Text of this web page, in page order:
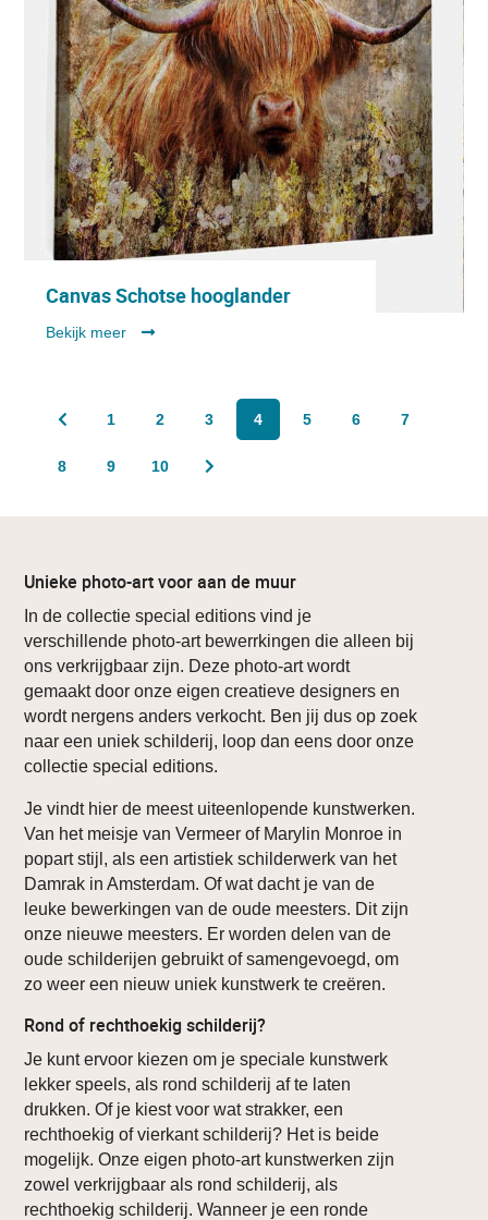
Canvas Schotse hooglander
Bekijk meer
1 2 3 4 5 6 7
8 9 10
Unieke photo-art voor aan de muur
In de collectie special editions vind je
verschillende photo-art bewerrkingen die alleen bij
ons verkrijgbaar zijn. Deze photo-art wordt
gemaakt door onze eigen creatieve designers en
wordt nergens anders verkocht. Ben jij dus op zoek
naar een uniek schilderij, loop dan eens door onze
collectie special editions.
Je vindt hier de meest uiteenlopende kunstwerken.
Van het meisje van Vermeer of Marylin Monroe in
popart stijl, als een artistiek schilderwerk van het
Damrak in Amsterdam. Of wat dacht je van de
leuke bewerkingen van de oude meesters. Dit zijn
onze nieuwe meesters. Er worden delen van de
oude schilderijen gebruikt of samengevoegd, om
zo weer een nieuw uniek kunstwerk te creëren.
Rond of rechthoekig schilderij?
Je kunt ervoor kiezen om je speciale kunstwerk
lekker speels, als rond schilderij af te laten
drukken. Of je kiest voor wat strakker, een
rechthoekig of vierkant schilderij? Het is beide
mogelijk. Onze eigen photo-art kunstwerken zijn
zowel verkrijgbaar als rond schilderij, als
rechthoekig schilderij. Wanneer je een ronde